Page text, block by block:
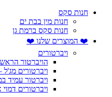
חנות סקס
חנות מין בבת ים
חנות סקס ברמת גן
❤️ המוצרים שלנו ❤️
ויברטורים
הויברטור
ויברטורים מג'ל
ויברטור עמיד
ויברטורים דמוי